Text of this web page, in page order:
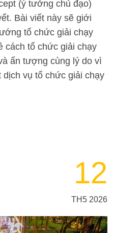
(ý tưởng chủ đạo)
Bài viết này sẽ giới
tổ chức giải chạy
cách tổ chức giải chạy
ấn tượng cùng lý do vì
vụ tổ chức giải chạy
12
TH5 2026